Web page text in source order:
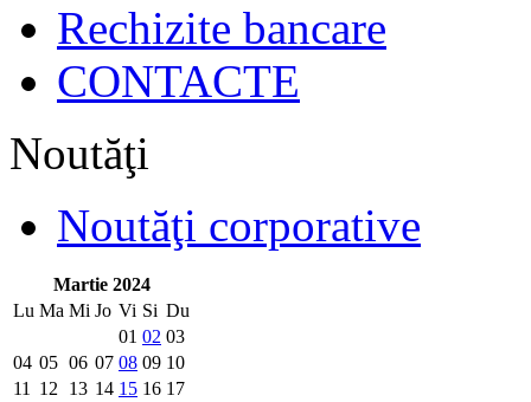
Rechizite bancare
CONTACTE
Noutăţi
Noutăţi corporative
Martie 2024
Lu Ma Mi Jo Vi Si Du
01 02 03
04 05 06 07 08 09 10
11
12 13 14 15 16 17